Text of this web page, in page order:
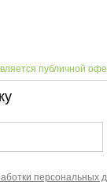
публичной
персональных